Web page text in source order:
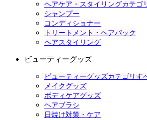
ヘアケア・スタイリングカテゴ
シャンプー
コンディショナー
トリートメント・ヘアパック
ヘアスタイリング
ビューティーグッズ
ビューティーグッズカテゴリす
メイクグッズ
ボディケアグッズ
ヘアブラシ
日焼け対策・ケア